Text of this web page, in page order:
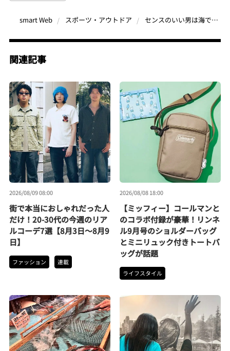
smart Web スポーツ・アウトドア センスのいい男は海で何を着てる？人気サッカー選手とセレクトショップスタッフのバッグとその中身も【ファッションスナップの人気記事 月間ベスト3】（2023年7月）
関連記事
2026/08/09 08:00
街で本当におしゃれだった人
だけ！20-30代の今週のリア
ルコーデ7選【8月3日〜8月9
日】
ファッション 連載
2026/08/08 18:00
【ミッフィー】コールマンと
のコラボ付録が豪華！リンネ
ル9月号のショルダーバッグ
とミニリュック付きトートバ
ッグが話題
ライフスタイル